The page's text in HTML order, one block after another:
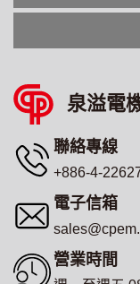
泉溢電
聯絡專線
+886-4-
電子信箱
營業時間